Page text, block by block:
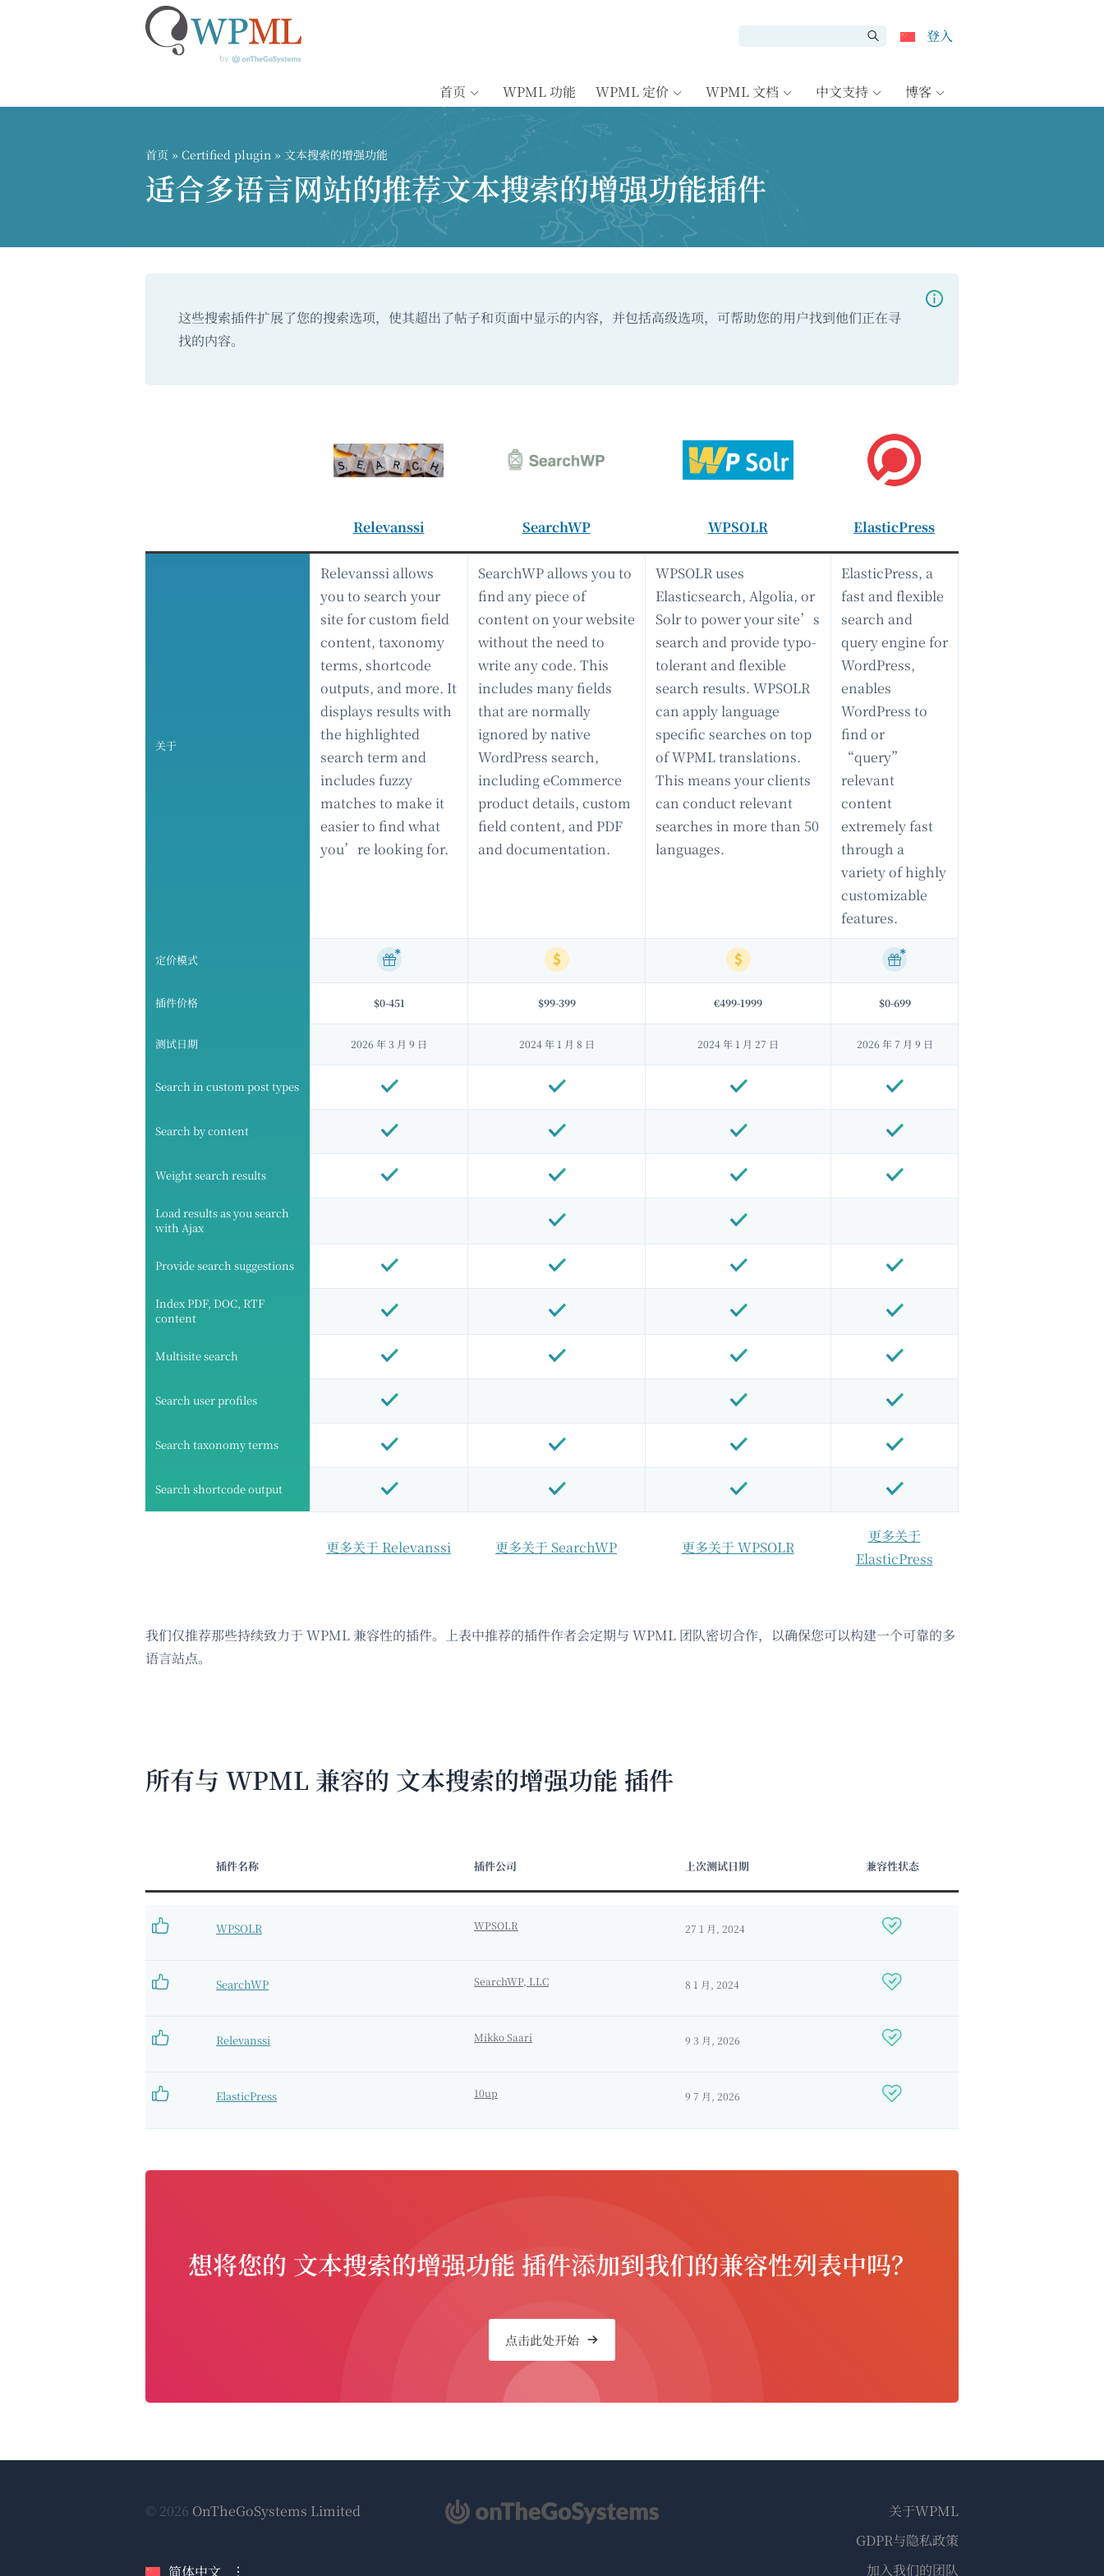
登入
首页 WPML 功能 WPML 定价 WPML 文档 中文支持 博客
首页 » Certified plugin » 文本搜索的增强功能
适合多语言网站的推荐文本搜索的增强功能插件
这些搜索插件扩展了您的搜索选项，使其超出了帖子和页面中显示的内容，并包括高级选项，可帮助您的用户找到他们正在寻
找的内容。
Relevanssi SearchWP WPSOLR ElasticPress
关于
Relevanssi allows
you to search your
site for custom field
content, taxonomy
terms, shortcode
outputs, and more. It
displays results with
the highlighted
search term and
includes fuzzy
matches to make it
easier to find what
you’re looking for.
SearchWP allows you to
find any piece of
content on your website
without the need to
write any code. This
includes many fields
that are normally
ignored by native
WordPress search,
including eCommerce
product details, custom
field content, and PDF
and documentation.
WPSOLR uses
Elasticsearch, Algolia, or
Solr to power your site’s
search and provide typo-
tolerant and flexible
search results. WPSOLR
can apply language
specific searches on top
of WPML translations.
This means your clients
can conduct relevant
searches in more than 50
languages.
ElasticPress, a
fast and flexible
search and
query engine for
WordPress,
enables
WordPress to
find or
“query”
relevant
content
extremely fast
through a
variety of highly
customizable
features.
定价模式
插件价格 $0-451 $99-399 €499-1999 $0-699
测试日期 2026 年 3 月 9 日 2024 年 1 月 8 日 2024 年 1 月 27 日 2026 年 7 月 9 日
Search in custom post types
Search by content
Weight search results
Load results as you search
with Ajax
Provide search suggestions
Index PDF, DOC, RTF
content
Multisite search
Search user profiles
Search taxonomy terms
Search shortcode output
更多关于 Relevanssi 更多关于 SearchWP 更多关于 WPSOLR
更多关于
ElasticPress
我们仅推荐那些持续致力于 WPML 兼容性的插件。上表中推荐的插件作者会定期与 WPML 团队密切合作，以确保您可以构建一个可靠的多
语言站点。
所有与 WPML 兼容的 文本搜索的增强功能 插件
插件名称 插件公司 上次测试日期 兼容性状态
WPSOLR WPSOLR 27 1 月, 2024
SearchWP SearchWP, LLC 8 1 月, 2024
Relevanssi Mikko Saari 9 3 月, 2026
ElasticPress 10up 9 7 月, 2026
想将您的 文本搜索的增强功能 插件添加到我们的兼容性列表中吗？
点击此处开始
© 2026 OnTheGoSystems Limited
简体中文
关于WPML
GDPR与隐私政策
加入我们的团队